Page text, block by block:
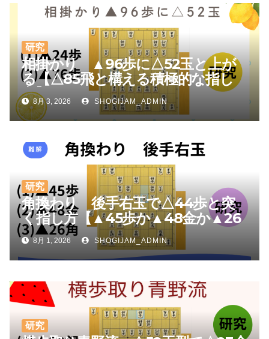
研究
相掛かり ▲96歩に△52玉と上が
る【△85飛と構える積極的な指し
方】
8月 3, 2026 SHOGIJAM_ADMIN
研究
角換わり 後手右玉で△44歩と突
く指し方【▲45歩か▲48金か▲26
角か】
8月 1, 2026 SHOGIJAM_ADMIN
研究